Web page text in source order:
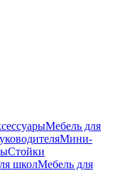
Мебель для
Мини-
Стойки
школМебель для